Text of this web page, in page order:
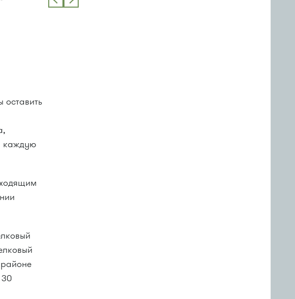
оставить
каждую